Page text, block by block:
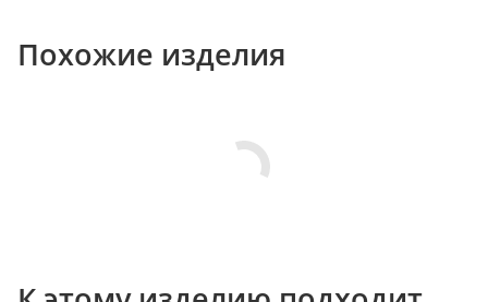
Похожие изделия